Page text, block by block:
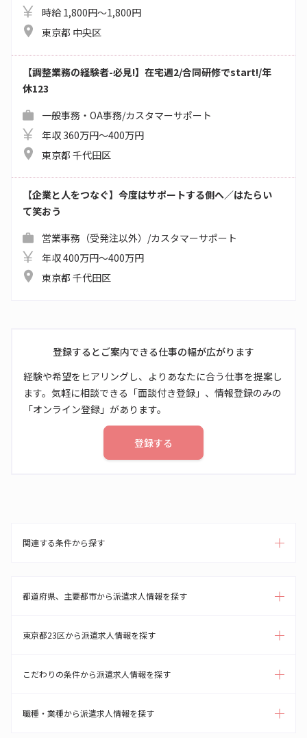
時給 1,800円～1,800円
東京都 中央区
【調整業務の経験者-必見!】在宅週2/合同研修でstart!/年
休123
一般事務・OA事務/カスタマーサポート
年収 360万円～400万円
東京都 千代田区
【企業と人をつなぐ】今度はサポートする側へ／はたらい
て笑おう
営業事務（受発注以外）/カスタマーサポート
年収 400万円～400万円
東京都 千代田区
登録するとご案内できる仕事の幅が広がります
経験や希望をヒアリングし、よりあなたに合う仕事を提案し
ます。気軽に相談できる「面談付き登録」、情報登録のみの
「オンライン登録」があります。
登録する
関連する条件から探す
都道府県、主要都市から派遣求人情報を探す
東京都23区から派遣求人情報を探す
こだわりの条件から派遣求人情報を探す
職種・業種から派遣求人情報を探す